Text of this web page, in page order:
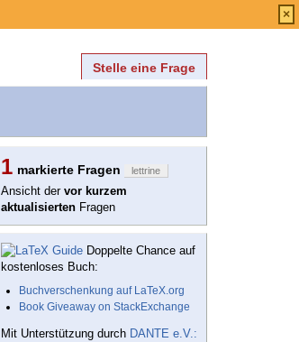
Stelle eine Frage
1 markierte Fragen lettrine
Ansicht der vor kurzem
aktualisierten Fragen
Doppelte Chance auf
kostenloses Buch:
Buchverschenkung auf LaTeX.org
Book Giveaway on StackExchange
Mit Unterstützung durch DANTE e.V.:
×